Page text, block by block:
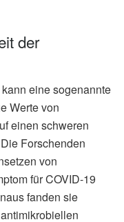
der
eine sogenannte
Werte von
einen schweren
Forschenden
von
für COVID-19
fanden sie